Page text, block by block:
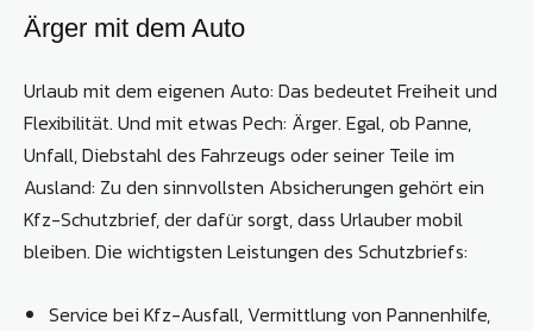
Ärger mit dem Auto
Urlaub mit dem eigenen Auto: Das bedeutet Freiheit und
Flexibilität. Und mit etwas Pech: Ärger. Egal, ob Panne,
Unfall, Diebstahl des Fahrzeugs oder seiner Teile im
Ausland: Zu den sinnvollsten Absicherungen gehört ein
Kfz-Schutzbrief, der dafür sorgt, dass Urlauber mobil
bleiben. Die wichtigsten Leistungen des Schutzbriefs:
Service bei Kfz-Ausfall, Vermittlung von Pannenhilfe,